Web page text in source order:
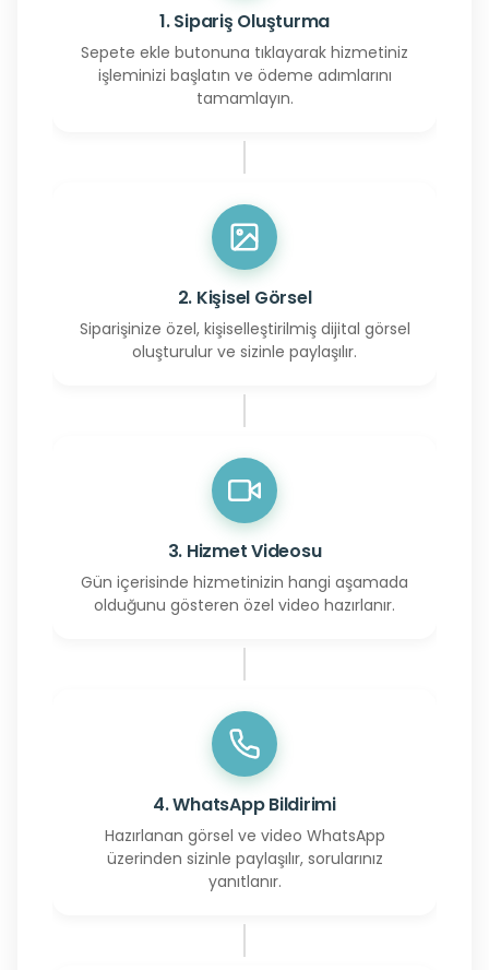
1. Sipariş Oluşturma
Sepete ekle butonuna tıklayarak hizmetiniz
işleminizi başlatın ve ödeme adımlarını
tamamlayın.
2. Kişisel Görsel
Siparişinize özel, kişiselleştirilmiş dijital görsel
oluşturulur ve sizinle paylaşılır.
3. Hizmet Videosu
Gün içerisinde hizmetinizin hangi aşamada
olduğunu gösteren özel video hazırlanır.
4. WhatsApp Bildirimi
Hazırlanan görsel ve video WhatsApp
üzerinden sizinle paylaşılır, sorularınız
yanıtlanır.